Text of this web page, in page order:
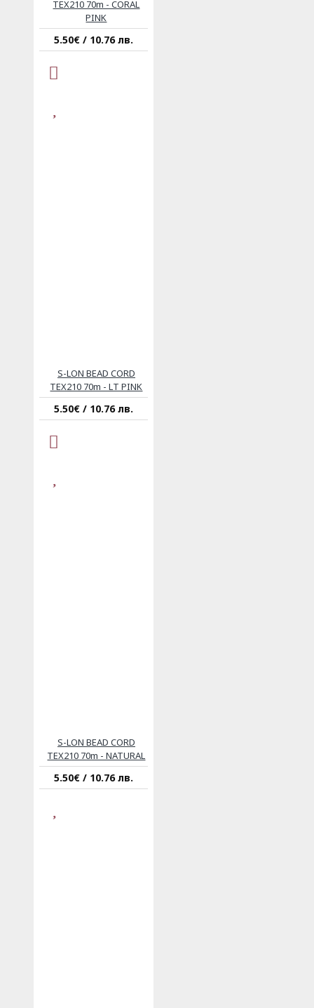
TEX210 70m - CORAL
PINK
5.50€ / 10.76 лв.
S-LON BEAD CORD
TEX210 70m - LT PINK
5.50€ / 10.76 лв.
S-LON BEAD CORD
TEX210 70m - NATURAL
5.50€ / 10.76 лв.